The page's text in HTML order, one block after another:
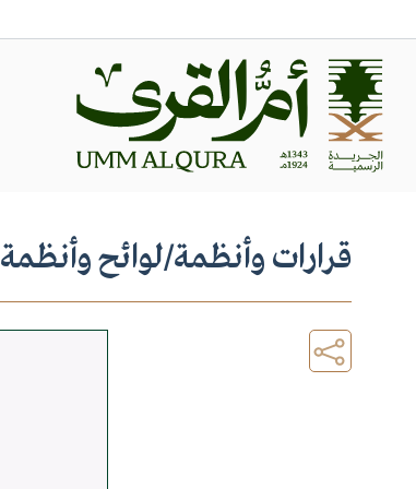
قرارات وأنظمة/لوائح وأنظمة